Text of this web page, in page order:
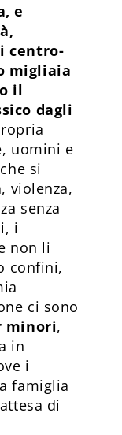
e
centro-
migliaia
il
dagli
uomini e
si
violenza,
senza
i
non li
confini,
ci sono
minori,
in
i
famiglia
di